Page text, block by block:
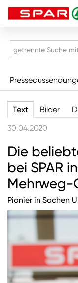
Presseaussendungen
Wirtschaft
Produkte
Mitarbeitende &
CSR/Soziales
Aus den Regionen
Unternehmen
ANMELDEN
Sie wollen
Text Bilder
30.04.2020
Die
bei SPAR
Mehrweg-
Pionier in Sachen